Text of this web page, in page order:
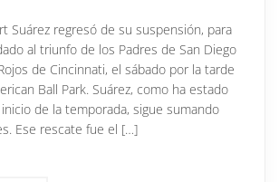
Suárez regresó de su suspensión, para
al triunfo de los Padres de San Diego
de Cincinnati, el sábado por la tarde
Ball Park. Suárez, como ha estado
de la temporada, sigue sumando
Ese rescate fue el […]